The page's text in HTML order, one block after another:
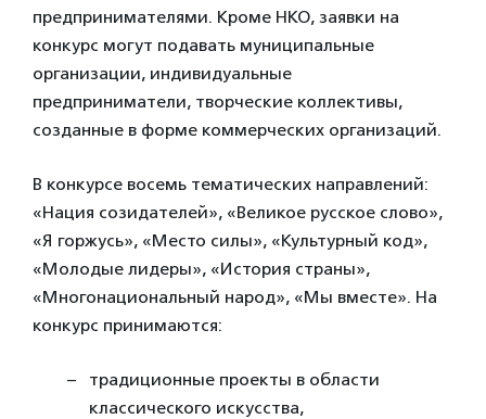
предпринимателями. Кроме НКО, заявки на
конкурс могут подавать муниципальные
организации, индивидуальные
предприниматели, творческие коллективы,
созданные в форме коммерческих организаций.
В конкурсе восемь тематических направлений:
«Нация созидателей», «Великое русское слово»,
«Я горжусь», «Место силы», «Культурный код»,
«Молодые лидеры», «История страны»,
«Многонациональный народ», «Мы вместе». На
конкурс принимаются:
традиционные проекты в области
классического искусства,